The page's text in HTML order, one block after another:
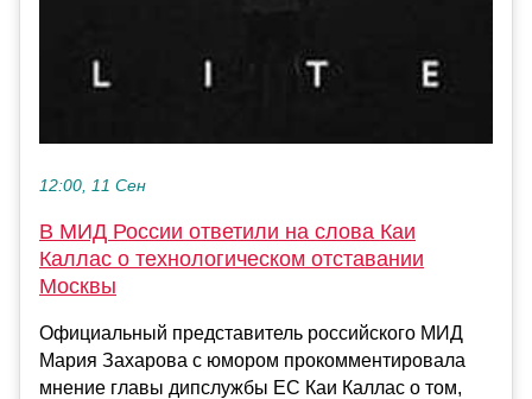
12:00, 11 Сен
В МИД России ответили на слова Каи
Каллас о технологическом отставании
Москвы
Официальный представитель российского МИД
Мария Захарова с юмором прокомментировала
мнение главы дипслужбы ЕС Каи Каллас о том,